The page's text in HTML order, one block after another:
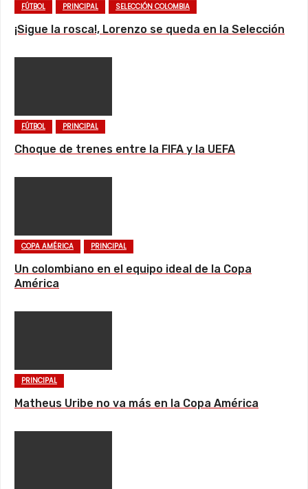
FÚTBOL PRINCIPAL SELECCIÓN COLOMBIA
¡Sigue la rosca!, Lorenzo se queda en la Selección
FÚTBOL PRINCIPAL
Choque de trenes entre la FIFA y la UEFA
COPA AMÉRICA PRINCIPAL
Un colombiano en el equipo ideal de la Copa
América
PRINCIPAL
Matheus Uribe no va más en la Copa América